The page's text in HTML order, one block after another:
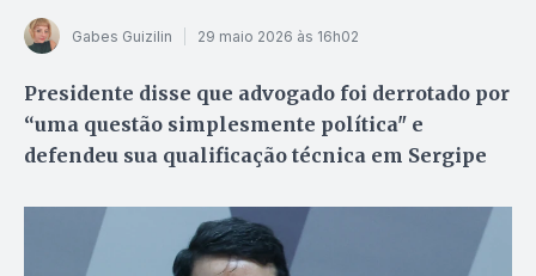
Gabes Guizilin 29 maio 2026 às 16h02
Presidente disse que advogado foi derrotado por
“uma questão simplesmente política" e
defendeu sua qualificação técnica em Sergipe